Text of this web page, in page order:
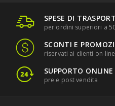
SPESE DI
per ordini superiori a
SCONTI E
riservati ai clienti on-line
SUPPORTO
pre e post vendita